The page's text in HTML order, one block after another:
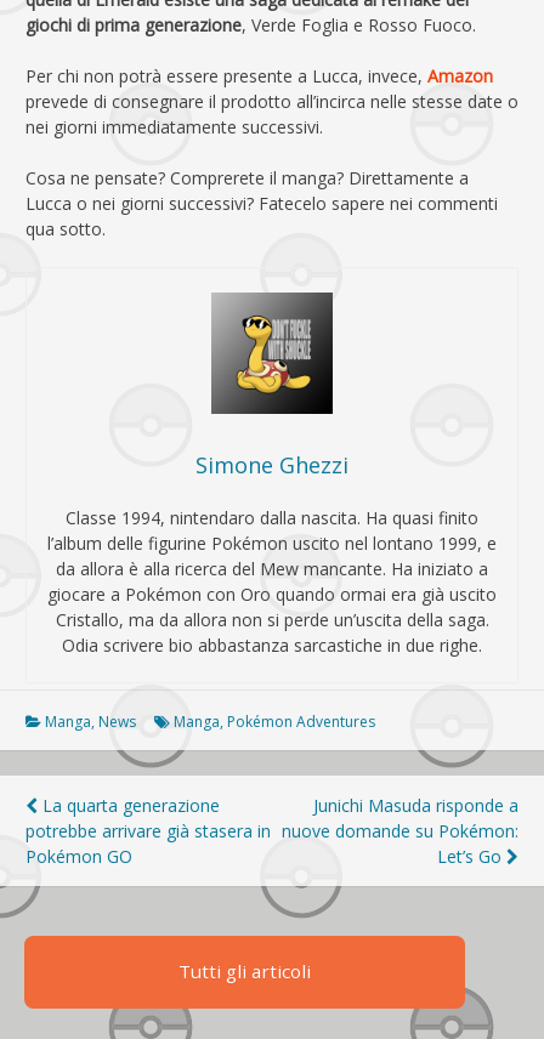
giochi di prima generazione, Verde Foglia e Rosso Fuoco.
Per chi non potrà essere presente a Lucca, invece, Amazon
prevede di consegnare il prodotto all’incirca nelle stesse date o
nei giorni immediatamente successivi.
Cosa ne pensate? Comprerete il manga? Direttamente a
Lucca o nei giorni successivi? Fatecelo sapere nei commenti
qua sotto.
Simone Ghezzi
Classe 1994, nintendaro dalla nascita. Ha quasi finito
l’album delle figurine Pokémon uscito nel lontano 1999, e
da allora è alla ricerca del Mew mancante. Ha iniziato a
giocare a Pokémon con Oro quando ormai era già uscito
Cristallo, ma da allora non si perde un’uscita della saga.
Odia scrivere bio abbastanza sarcastiche in due righe.
Manga, News Manga, Pokémon Adventures
Navigazione
articoli
La quarta generazione
potrebbe arrivare già stasera in
Pokémon GO
Junichi Masuda risponde a
nuove domande su Pokémon:
Let’s Go
Tutti gli articoli